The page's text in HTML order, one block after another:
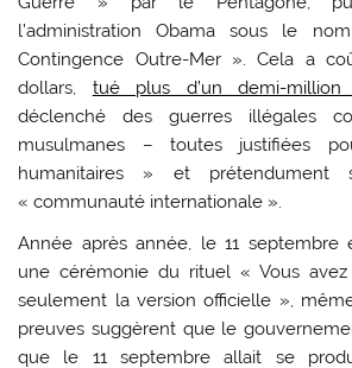
l’administration Obama sous le
Contingence Outre-Mer ». Cela a
dollars, tué plus d’un demi-million
déclenché des guerres illégales
musulmanes – toutes justifiées
humanitaires » et prétendument
« communauté internationale ».
Année après année, le 11 septembre
une cérémonie du rituel « Vous avez
seulement la version officielle »,
preuves suggèrent que le
que le 11 septembre allait se